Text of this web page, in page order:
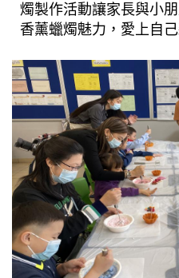
燭製作活動讓家長與小
香薰蠟燭魅力，愛上自